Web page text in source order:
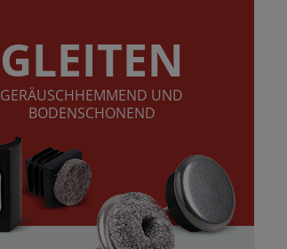
GLEITEN
GERÄUSCHHEMMEND UND
BODENSCHONEND